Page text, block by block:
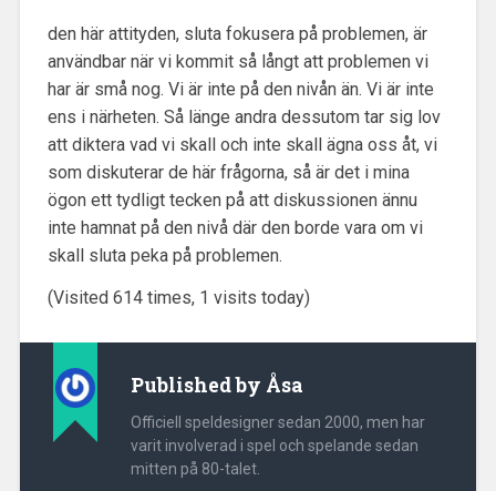
den här attityden, sluta fokusera på problemen, är
användbar när vi kommit så långt att problemen vi
har är små nog. Vi är inte på den nivån än. Vi är inte
ens i närheten. Så länge andra dessutom tar sig lov
att diktera vad vi skall och inte skall ägna oss åt, vi
som diskuterar de här frågorna, så är det i mina
ögon ett tydligt tecken på att diskussionen ännu
inte hamnat på den nivå där den borde vara om vi
skall sluta peka på problemen.
(Visited 614 times, 1 visits today)
Published by Åsa
Officiell speldesigner sedan 2000, men har
varit involverad i spel och spelande sedan
mitten på 80-talet.